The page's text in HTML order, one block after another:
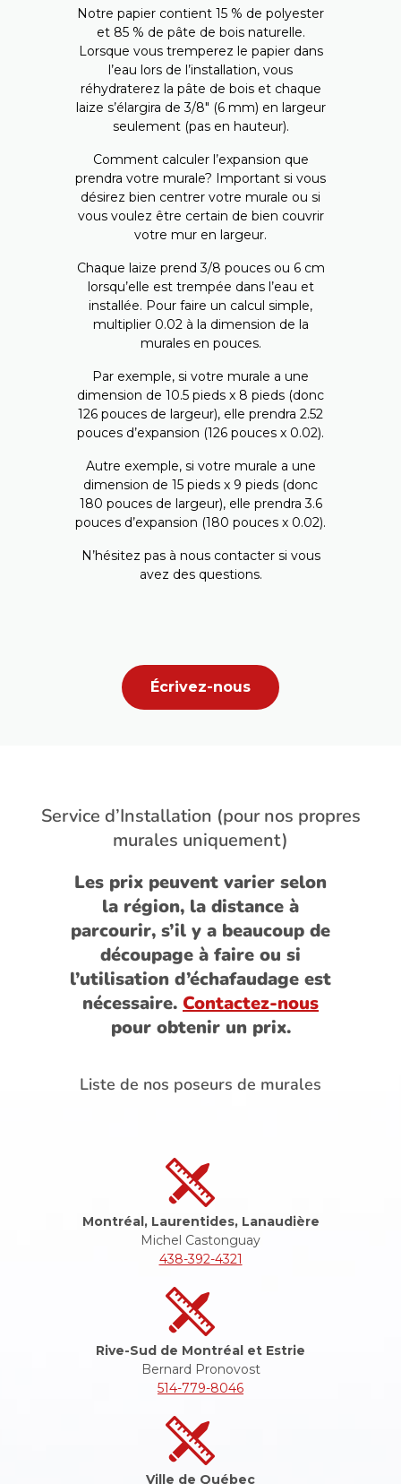
Notre papier contient 15 % de polyester
et 85 % de pâte de bois naturelle.
Lorsque vous tremperez le papier dans
l’eau lors de l’installation, vous
réhydraterez la pâte de bois et chaque
laize s’élargira de 3/8″ (6 mm) en largeur
seulement (pas en hauteur).
Comment calculer l’expansion que
prendra votre murale? Important si vous
désirez bien centrer votre murale ou si
vous voulez être certain de bien couvrir
votre mur en largeur.
Chaque laize prend 3/8 pouces ou 6 cm
lorsqu’elle est trempée dans l’eau et
installée. Pour faire un calcul simple,
multiplier 0.02 à la dimension de la
murales en pouces.
Par exemple, si votre murale a une
dimension de 10.5 pieds x 8 pieds (donc
126 pouces de largeur), elle prendra 2.52
pouces d’expansion (126 pouces x 0.02).
Autre exemple, si votre murale a une
dimension de 15 pieds x 9 pieds (donc
180 pouces de largeur), elle prendra 3.6
pouces d’expansion (180 pouces x 0.02).
N’hésitez pas à nous contacter si vous
avez des questions.
Écrivez-nous
Service d’Installation (pour nos propres
murales uniquement)
Les prix peuvent varier selon
la région, la distance à
parcourir, s’il y a beaucoup de
découpage à faire ou si
l’utilisation d’échafaudage est
nécessaire. Contactez-nous
pour obtenir un prix.
Liste de nos poseurs de murales
Montréal, Laurentides, Lanaudière
Michel Castonguay
438-392-4321
Rive-Sud de Montréal et Estrie
Bernard Pronovost
514-779-8046
Ville de Québec